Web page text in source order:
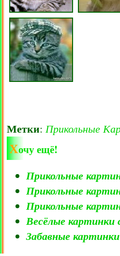
Метки: Прикольные
Хочу ещё!
Прикольные
Прикольные
Прикольные
Весёлые картинки
Забавные